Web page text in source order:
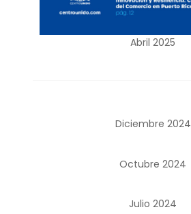
Abril 2025
Diciembre 2024
Octubre 2024
Julio 2024